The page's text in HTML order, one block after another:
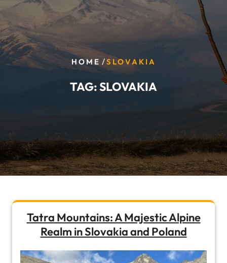
HOME /SLOVAKIA
TAG:SLOVAKIA
Tatra Mountains: A Majestic Alpine
Realm in Slovakia and Poland